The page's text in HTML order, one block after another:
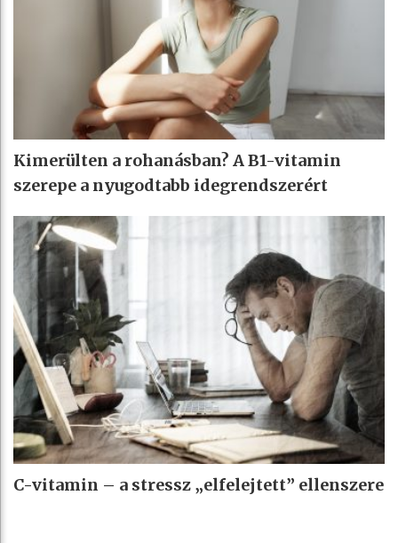
Kimerülten a rohanásban? A B1-vitamin
szerepe a nyugodtabb idegrendszerért
C-vitamin – a stressz „elfelejtett” ellenszere